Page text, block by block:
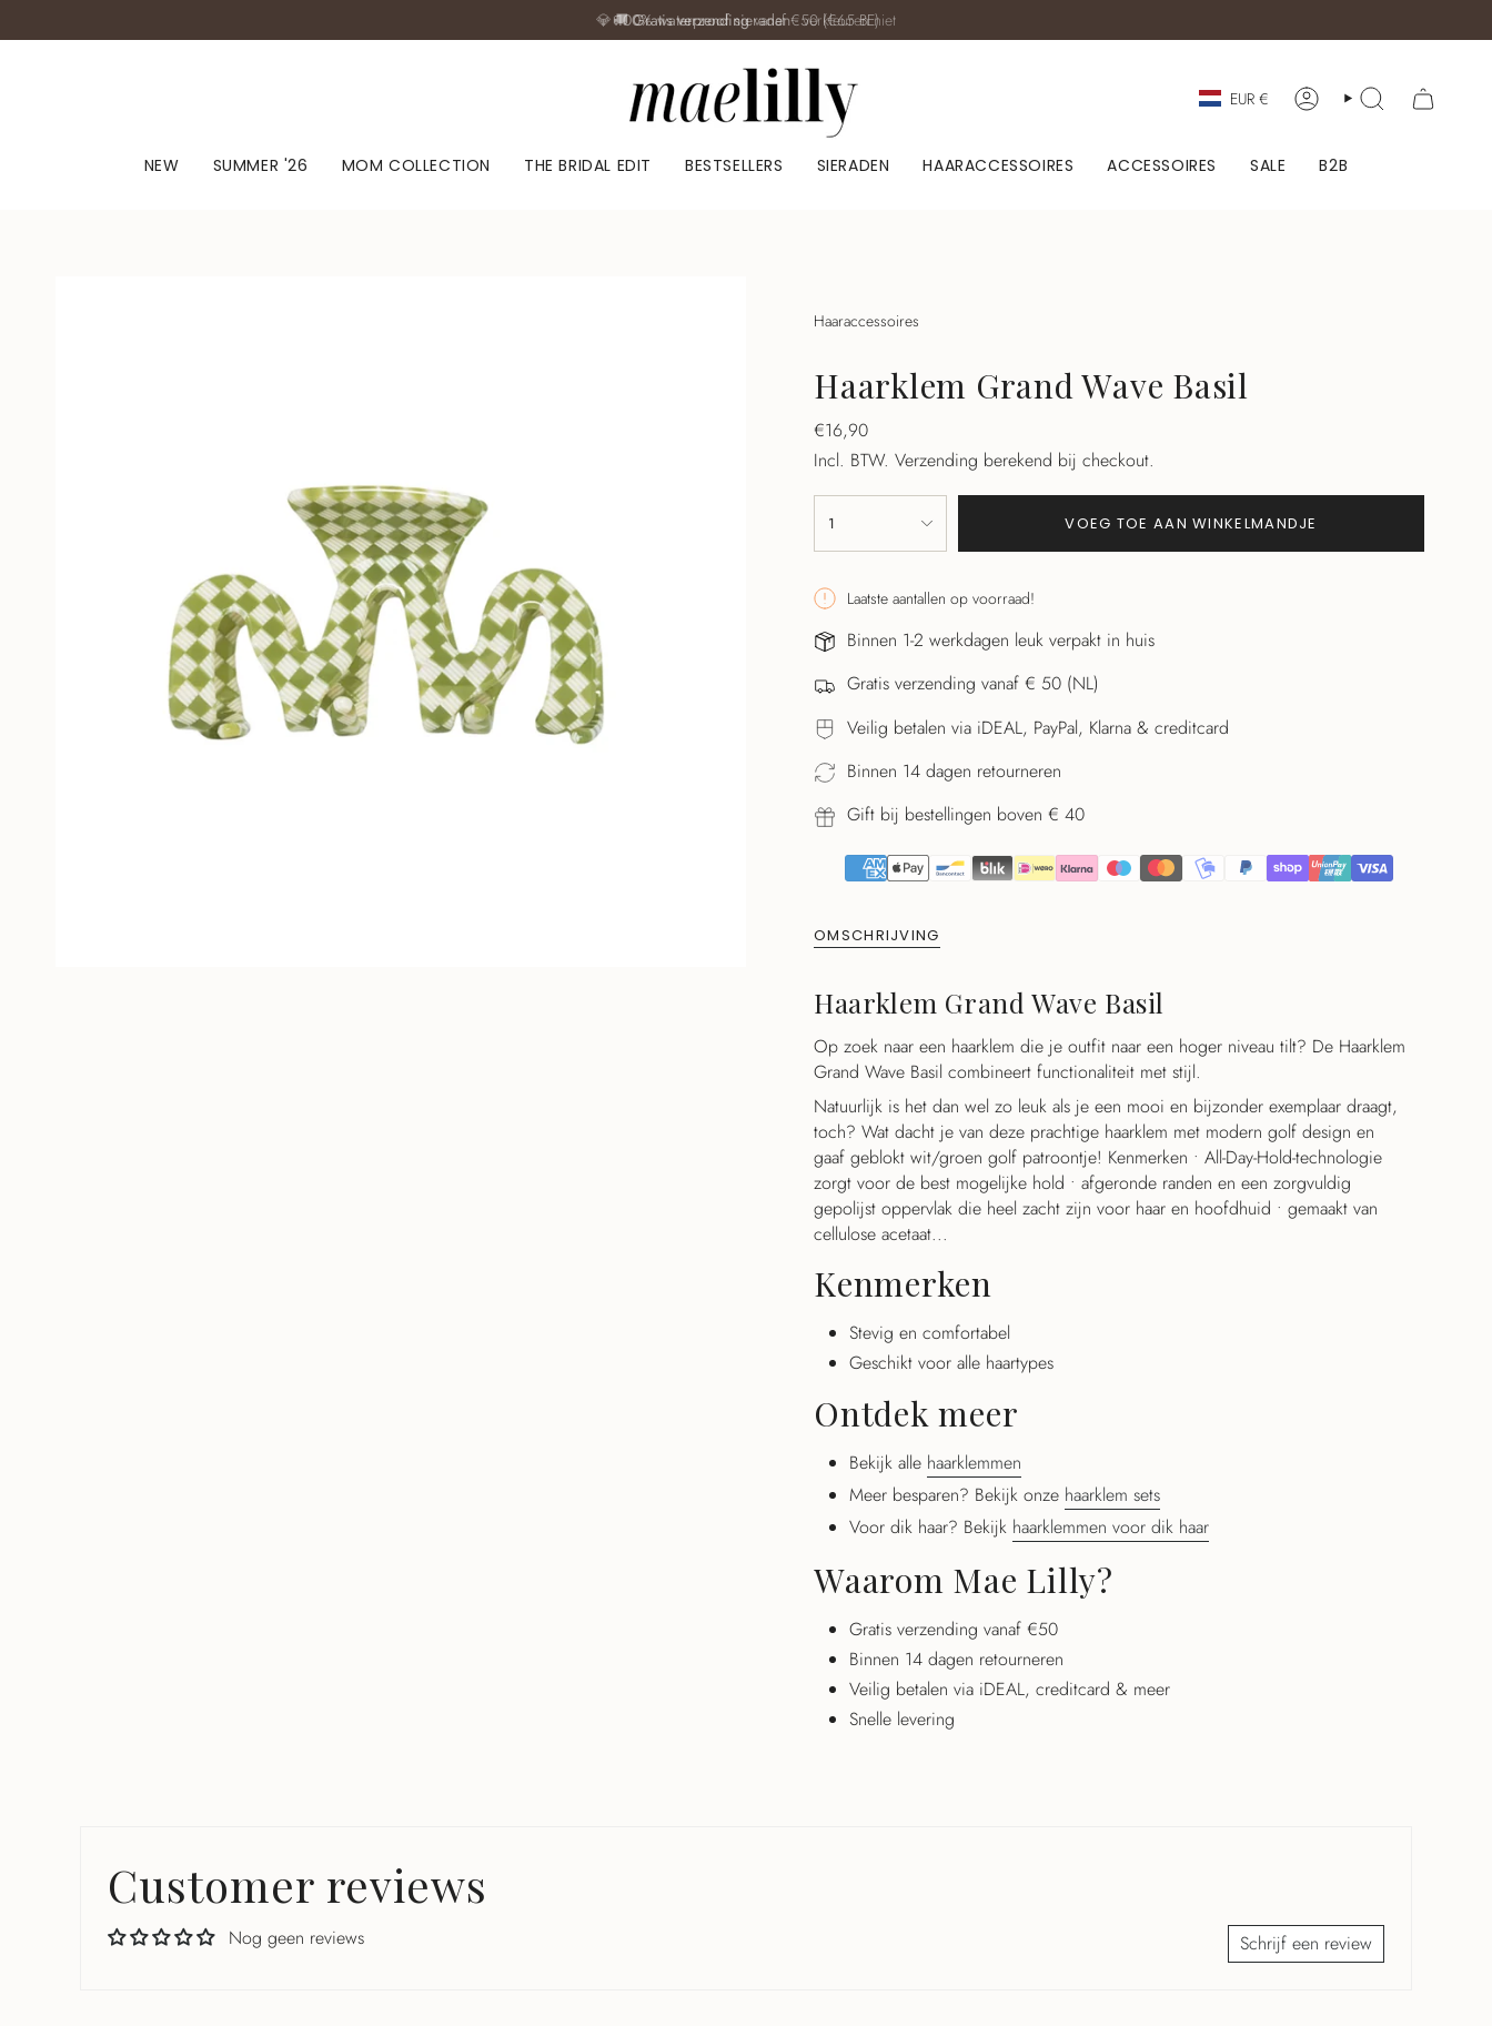
💎100% waterproof sieraden- verkleuren niet
Valuta
EUR € ACCOUNTZOEKEN
NEW SUMMER '26 MOM COLLECTION THE BRIDAL EDIT BESTSELLERS SIERADEN HAARACCESSOIRES ACCESSOIRES SALE B2B
Haaraccessoires
Haarklem Grand Wave Basil
Normale
prijs
€16,90
Incl. BTW. Verzending berekend bij checkout.
<span
class=\"quantity-
cart\">
{{
quantity
}}
</span>
winkelwagen",
"decrease"=>"Aantal
verlagen
voor
product
van
quantity
}}",
"minimum_of"=>"Minimaal
{{
quantity
}}",
"maximum_of"=>"Maximaal
{{
quantity
}}"}
1 VOEG TOE AAN WINKELMANDJE
Laatste aantallen op voorraad!
Binnen 1-2 werkdagen leuk verpakt in huis
Gratis verzending vanaf € 50 (NL)
Veilig betalen via iDEAL, PayPal, Klarna & creditcard
Binnen 14 dagen retourneren
Gift bij bestellingen boven € 40
OMSCHRIJVING
Haarklem Grand Wave Basil
Op zoek naar een haarklem die je outfit naar een hoger niveau tilt? De Haarklem
Grand Wave Basil combineert functionaliteit met stijl.
Natuurlijk is het dan wel zo leuk als je een mooi en bijzonder exemplaar draagt,
toch? Wat dacht je van deze prachtige haarklem met modern golf design en
gaaf geblokt wit/groen golf patroontje! Kenmerken • All-Day-Hold-technologie
zorgt voor de best mogelijke hold • afgeronde randen en een zorgvuldig
gepolijst oppervlak die heel zacht zijn voor haar en hoofdhuid • gemaakt van
cellulose acetaat...
Kenmerken
Stevig en comfortabel
Geschikt voor alle haartypes
Ontdek meer
Bekijk alle haarklemmen
Meer besparen? Bekijk onze haarklem sets
Voor dik haar? Bekijk haarklemmen voor dik haar
Waarom Mae Lilly?
Gratis verzending vanaf €50
Binnen 14 dagen retourneren
Veilig betalen via iDEAL, creditcard & meer
Snelle levering
Customer reviews
Nog geen reviews Schrijf een review